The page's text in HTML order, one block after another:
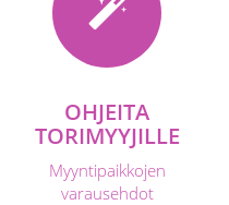
OHJEITA
TORIMYYJILLE
Myyntipaikkojen
varausehdot